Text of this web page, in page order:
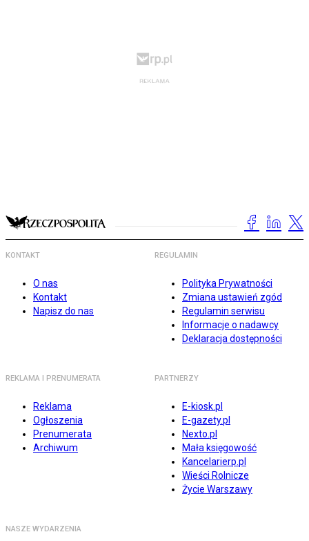
KONTAKT
O nas
Kontakt
Napisz do nas
REGULAMIN
Polityka Prywatności
Zmiana ustawień zgód
Regulamin serwisu
Informacje o nadawcy
Deklaracja dostępności
REKLAMA I PRENUMERATA
Reklama
Ogłoszenia
Prenumerata
Archiwum
PARTNERZY
E-kiosk.pl
E-gazety.pl
Nexto.pl
Mała księgowość
Kancelarierp.pl
Wieści Rolnicze
Życie Warszawy
NASZE WYDARZENIA